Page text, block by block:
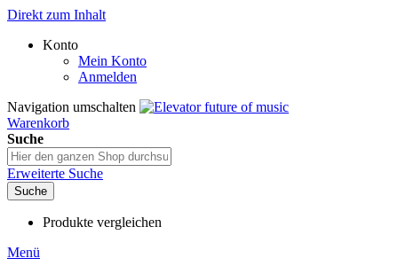
Direkt zum Inhalt
Konto
Mein Konto
Anmelden
Navigation umschalten
Warenkorb
Suche
Erweiterte Suche
Suche
Produkte vergleichen
Menü